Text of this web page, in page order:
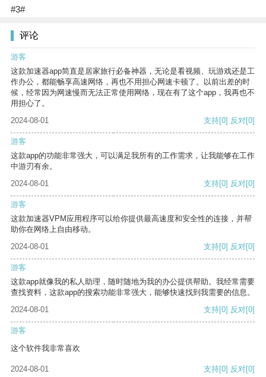
#3#
评论
游客
这款加速器app简直是居家旅行必备神器，无论是看视频、玩游戏还是工
作办公，都能畅享高速网络，再也不用担心网速卡顿了。以前出差的时
候，经常因为网速慢而无法正常使用网络，现在有了这个app，我再也不
用担心了。
2024-08-01
支持[0] 反对[0]
游客
这款app的功能非常强大，可以满足我所有的工作需求，让我能够在工作
中游刃有余。
2024-08-01
支持[0] 反对[0]
游客
这款加速器VPM应用程序可以给你提供最高速度和安全性的连接，并帮
助你在网络上自由移动。
2024-08-01
支持[0] 反对[0]
游客
这款app就像我的私人助理，随时随地为我的办公提供帮助。我经常需要
查找资料，这款app的搜索功能非常强大，能够快速找到我需要的信息。
2024-08-01
支持[0] 反对[0]
游客
这个软件我非常喜欢
2024-08-01 支持[0] 反对[0]